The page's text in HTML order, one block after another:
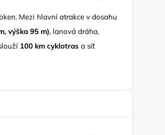
Mezi hlavní atrakce v dosahu
výška 95 m), lanová dráha,
100 km cyklotras a síť